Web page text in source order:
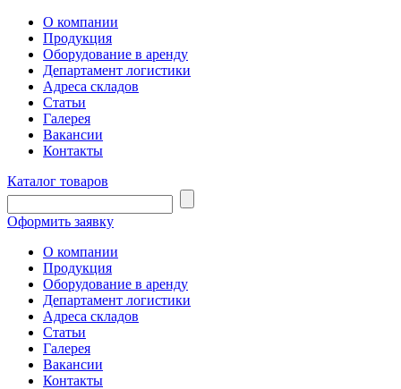
О компании
Продукция
Оборудование в аренду
Департамент логистики
Адреса складов
Статьи
Галерея
Вакансии
Контакты
Каталог товаров
Оформить заявку
О компании
Продукция
Оборудование в аренду
Департамент логистики
Адреса складов
Статьи
Галерея
Вакансии
Контакты